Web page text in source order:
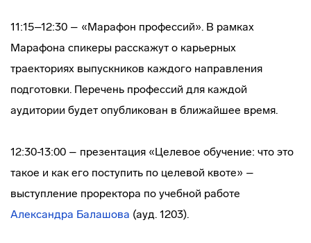
11:15–12:30 – «Марафон профессий». В рамках
Марафона спикеры расскажут о карьерных
траекториях выпускников каждого направления
подготовки. Перечень профессий для каждой
аудитории будет опубликован в ближайшее время.
12:30-13:00 – презентация «Целевое обучение: что это
такое и как его поступить по целевой квоте» –
выступление проректора по учебной работе
Александра Балашова (ауд. 1203).